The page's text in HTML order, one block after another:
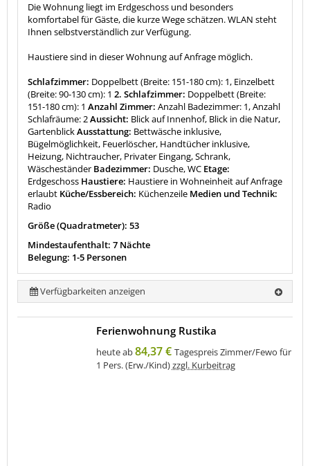
Die Wohnung liegt im Erdgeschoss und besonders
komfortabel für Gäste, die kurze Wege schätzen. WLAN steht
Ihnen selbstverständlich zur Verfügung.
Haustiere sind in dieser Wohnung auf Anfrage möglich.
Schlafzimmer: Doppelbett (Breite: 151-180 cm): 1, Einzelbett
(Breite: 90-130 cm): 1 2. Schlafzimmer: Doppelbett (Breite:
151-180 cm): 1 Anzahl Zimmer: Anzahl Badezimmer: 1, Anzahl
Schlafräume: 2Aussicht: Blick auf Innenhof, Blick in die Natur,
GartenblickAusstattung: Bettwäsche inklusive,
Bügelmöglichkeit, Feuerlöscher, Handtücher inklusive,
Heizung, Nichtraucher, Privater Eingang, Schrank,
Wäscheständer Badezimmer: Dusche, WC Etage:
Erdgeschoss Haustiere: Haustiere in Wohneinheit auf Anfrage
erlaubt Küche/Essbereich: Küchenzeile Medien und Technik:
Radio
Größe (Quadratmeter): 53
Mindestaufenthalt: 7 Nächte
Belegung: 1-5 Personen
Verfügbarkeiten anzeigen
Ferienwohnung Rustika
heute ab84,37 € Tagespreis Zimmer/Fewo für
1 Pers. (Erw./Kind)zzgl. Kurbeitrag